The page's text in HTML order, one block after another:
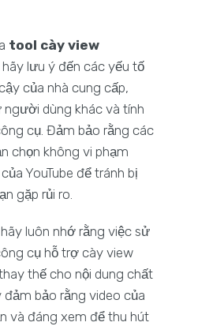
tool cày view
hãy lưu ý đến các yếu tố
của nhà cung cấp,
người dùng khác và tính
cụ. Đảm bảo rằng các
chọn không vi phạm
YouTube để tránh bị
gặp rủi ro.
luôn nhớ rằng việc sử
cụ hỗ trợ cày view
thế cho nội dung chất
bảo rằng video của
và đáng xem để thu hút